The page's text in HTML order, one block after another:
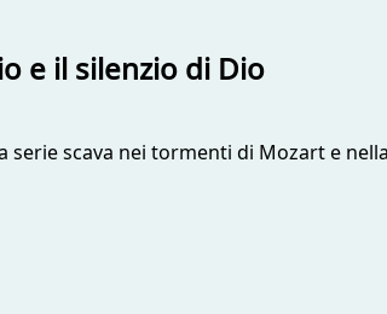
e il silenzio di Dio
serie scava nei tormenti di Mozart e